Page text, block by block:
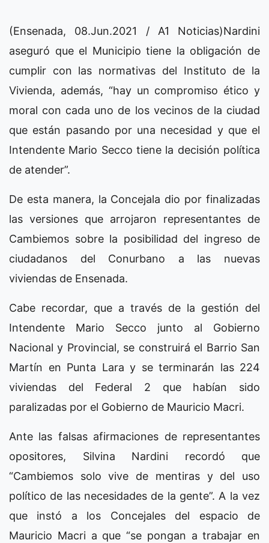
(Ensenada, 08.Jun.2021 / A1 Noticias)Nardini
aseguró que el Municipio tiene la obligación de
cumplir con las normativas del Instituto de la
Vivienda, además, “hay un compromiso ético y
moral con cada uno de los vecinos de la ciudad
que están pasando por una necesidad y que el
Intendente Mario Secco tiene la decisión política
de atender”.
De esta manera, la Concejala dio por finalizadas
las versiones que arrojaron representantes de
Cambiemos sobre la posibilidad del ingreso de
ciudadanos del Conurbano a las nuevas
viviendas de Ensenada.
Cabe recordar, que a través de la gestión del
Intendente Mario Secco junto al Gobierno
Nacional y Provincial, se construirá el Barrio San
Martín en Punta Lara y se terminarán las 224
viviendas del Federal 2 que habían sido
paralizadas por el Gobierno de Mauricio Macri.
Ante las falsas afirmaciones de representantes
opositores, Silvina Nardini recordó que
“Cambiemos solo vive de mentiras y del uso
político de las necesidades de la gente”. A la vez
que instó a los Concejales del espacio de
Mauricio Macri a que “se pongan a trabajar en